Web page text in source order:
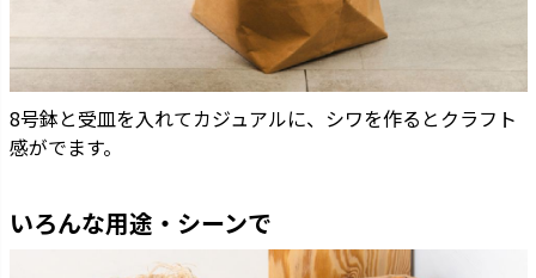
8号鉢と受皿を入れてカジュアルに、シワを作るとクラフト
感がでます。
いろんな用途・シーンで